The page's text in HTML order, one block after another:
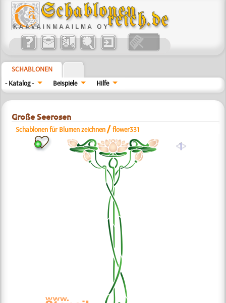
SCHABLONEN
- Katalog -
Beispiele Hilfe
Große Seerosen
Schablonen für Blumen zeichnen /flower331
a